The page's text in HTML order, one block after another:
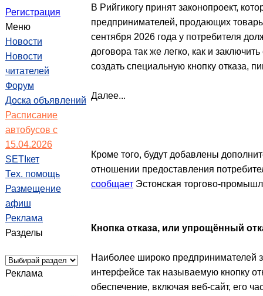
Регистрация
Меню
Новости
Новости
читателей
Форум
Доска объявлений
Расписание
автобусов с
15.04.2026
SETIкет
Тех. помощь
Размещение
афиш
Реклама
Разделы
Реклама
В Рийгикогу принят законопроект,
предпринимателей, продающих
сентября 2026 года у потребителя
договора так же легко, как и
создать специальную кнопку отказа,
Далее...
Кроме того, будут добавлены
отношении предоставления
сообщает Эстонская торгово-
Кнопка отказа, или упрощённый
Наиболее широко предпринимателей
интерфейсе так называемую кнопку
обеспечение, включая веб-сайт, его